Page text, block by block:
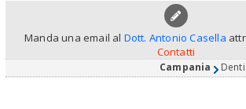
Manda una email al Dott. Antonio Casella
Contatti
Campania